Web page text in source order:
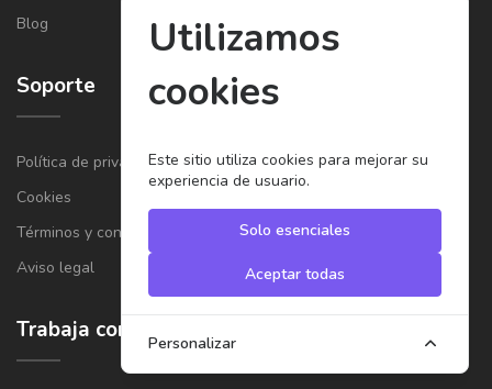
Blog
Soporte
Política de privacidad
Cookies
Términos y condiciones generales para Proveedores
Aviso legal
Trabaja con nosotros
Utilizamos
cookies
Este sitio utiliza cookies para mejorar su
experiencia de usuario.
Solo esenciales
Aceptar todas
Personalizar